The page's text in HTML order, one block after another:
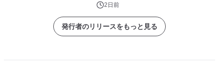
2日前
発行者のリリースをもっと見る